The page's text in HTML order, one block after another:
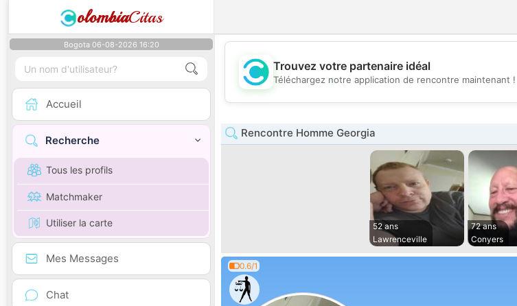
olombiaCitas
Bogota 06-08-2026 16:20
Accueil
Recherche
Tous les profils
Matchmaker
Utiliser la carte
Mes Messages
Chat
💕
Trouvez votre partenaire idéal
Téléchargez notre application de rencontre maintenant !
Rencontre Homme Georgia
52 ans
Lawrenceville
72 ans
Conyers
0.6/1